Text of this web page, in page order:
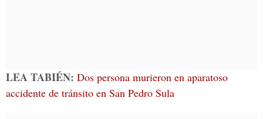
LEA TABIÉN: Dos persona murieron en aparatoso
accidente de tránsito en San Pedro Sula